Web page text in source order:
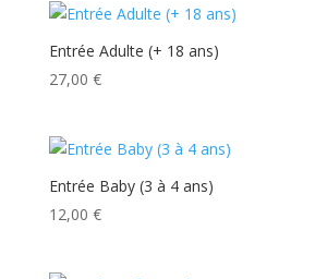
17,00 €
à
Entrée Adulte (+ 18 ans)
27,00 €
Entrée Baby (3 à 4 ans)
12,00 €